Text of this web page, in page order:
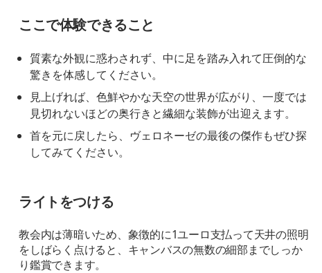
ここで体験できること
質素な外観に惑わされず、中に足を踏み入れて圧倒的な
驚きを体感してください。
見上げれば、色鮮やかな天空の世界が広がり、一度では
見切れないほどの奥行きと繊細な装飾が出迎えます。
首を元に戻したら、ヴェロネーゼの最後の傑作もぜひ探
してみてください。
ライトをつける
教会内は薄暗いため、象徴的に1ユーロ支払って天井の照明
をしばらく点けると、キャンバスの無数の細部までしっか
り鑑賞できます。